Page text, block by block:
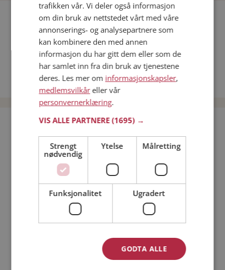
Fler single
Flere singlekvinner fra Asker :Serena,Zusanne
Menn fra Asker
Date kvinner i Norge
Date menn i Norge
Bli medlem gratis!
Jeg er en:
trafikken vår. Vi deler også informasjon
om din bruk av nettstedet vårt med våre
annonserings- og analysepartnere som
kan kombinere den med annen
informasjon du har gitt dem eller som de
har samlet inn fra din bruk av tjenestene
deres. Les mer om informasjonskapsler,
medlemsvilkåreller vår
personvernerklæring.
VIS ALLE PARTNERE(1695) →
Strengt
nødvendig
Ytelse Målretting
Funksjonalitet Ugradert
GODTA ALLE